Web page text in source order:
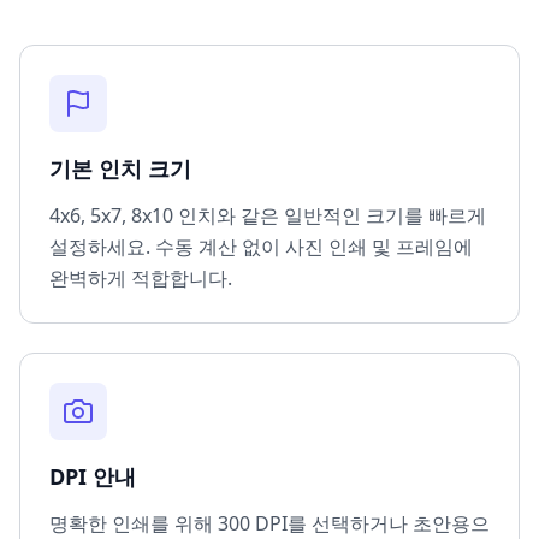
기본 인치 크기
4x6, 5x7, 8x10 인치와 같은 일반적인 크기를 빠르게
설정하세요. 수동 계산 없이 사진 인쇄 및 프레임에
완벽하게 적합합니다.
DPI 안내
명확한 인쇄를 위해 300 DPI를 선택하거나 초안용으